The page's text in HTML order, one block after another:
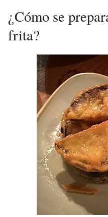
¿Cómo se
frita?